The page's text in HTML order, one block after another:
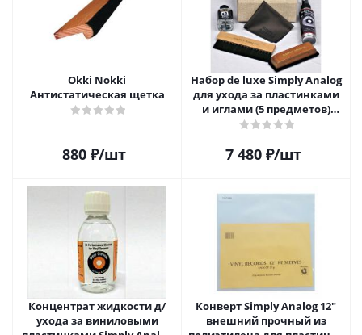
Okki Nokki
Антистатическая щетка
880 ₽/шт
Набор de luxe Simply Analog
для ухода за пластинками
и иглами (5 предметов)
SAVC005
7 480₽/шт
Концентрат жидкости д/
ухода за виниловыми
Конверт Simply Analog 12"
внешний прочный из